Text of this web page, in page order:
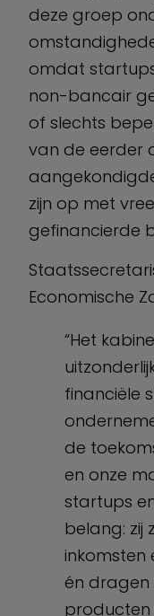
deze groep
omdat
non-bancair
of slechts
van de eerder
zijn op met
gefinancierde
Economische
“Het
financiële
de
en onze
startups
belang: zij
inkomsten
én dragen
producten